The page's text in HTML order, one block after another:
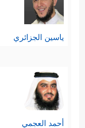
ياسين الجزائري
أحمد العجمي